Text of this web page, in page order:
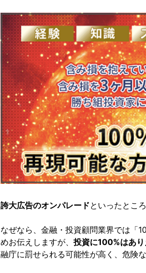
誇大広告のオンパレードといったとこ
なぜなら、金融・投資顧問業界では「
めお伝えしますが、投資に100%はあ
融庁に罰せられる可能性が高く、危険